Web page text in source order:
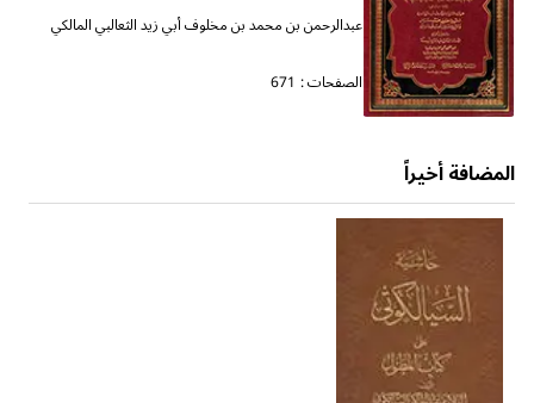
عبدالرحمن بن محمد بن مخلوف أبي زيد الثعالبي المالكي
الصفحات : 671
المضافة أخيراً